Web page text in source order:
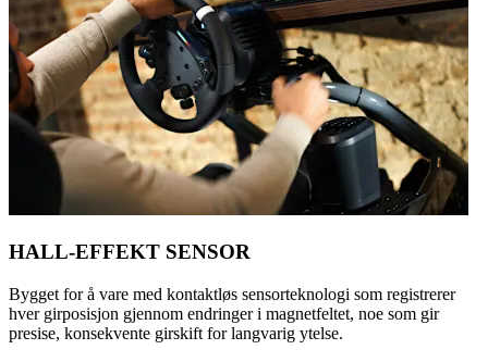
HALL-EFFEKT SENSOR
Bygget for å vare med kontaktløs sensorteknologi som registrerer
hver girposisjon gjennom endringer i magnetfeltet, noe som gir
presise, konsekvente girskift for langvarig ytelse.